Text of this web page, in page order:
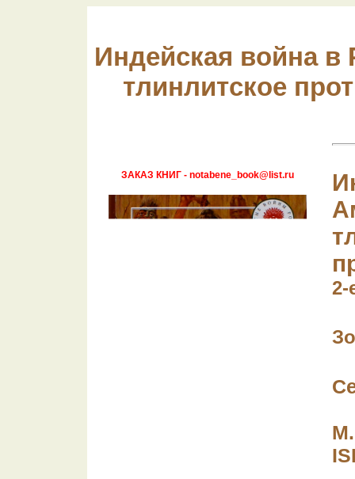
Индейская война в
тлинлитское
ЗАКАЗ КНИГ - notabene_book@list.ru
2-